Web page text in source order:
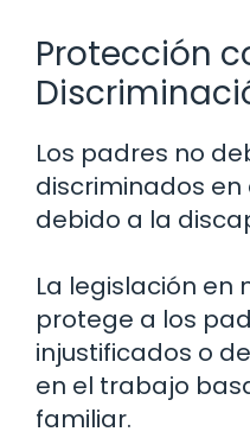
Protección
Los padres no
discriminados
debido a la
La legislación en
protege a los
injustificados o
en el trabajo
familiar.